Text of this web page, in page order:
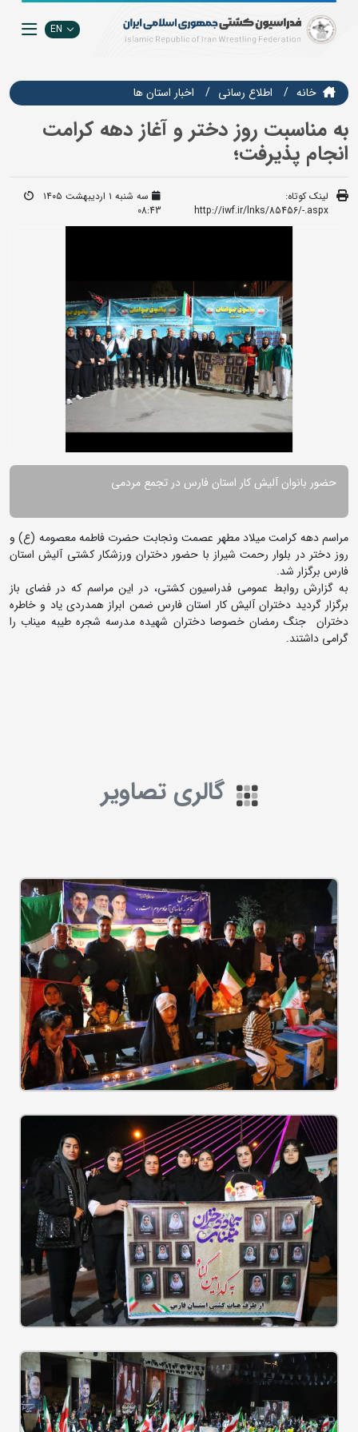
EN
خانه اطلاع رسانی اخبار استان ها
به مناسبت روز دختر و آغاز دهه کرامت
انجام پذیرفت؛
لینک کوتاه:
http://iwf.ir/lnks/85456/-.aspx
سه شنبه ۱ اردیبهشت ۱۴۰۵
08:43
حضور بانوان آلیش کار استان فارس در تجمع مردمی
مراسم دهه کرامت میلاد مطهر عصمت ونجابت حضرت فاطمه معصومه (ع) و
روز دختر در بلوار رحمت شیراز با حضور دختران ورزشکار کشتی آلیش استان
فارس برگزار شد.
به گزارش روابط عمومی فدراسیون کشتی، در این مراسم که در فضای باز
برگزار گردید دختران آلیش کار استان فارس ضمن ابراز همدردی یاد و خاطره
دختران جنگ رمضان خصوصا دختران شهیده مدرسه شجره طیبه میناب را
گرامی داشتند.
گالری تصاویر